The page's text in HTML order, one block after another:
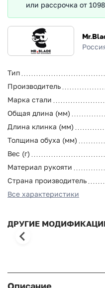
Тип
Производитель
Марка стали
Общая длина (мм)
Длина клинка (мм)
Толщина обуха (мм)
Вес (г)
Материал рукояти
Страна производитель
Все характеристики
или рассрочка от
ДРУГИЕ МОДИФИКАЦИИ